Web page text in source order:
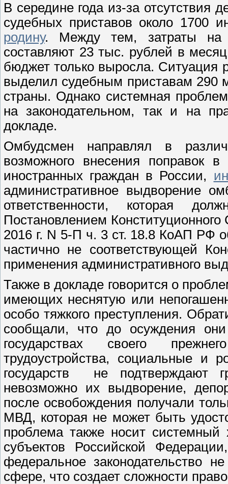
В середине года из-за отсутствия
судебных приставов около 1700
родину. Между тем, затраты на
составляют 23 тыс. рублей в
бюджет только выросла. Ситуация
выделил судебным приставам 290
страны. Однако системная
на законодательном, так и на
докладе.
Омбудсмен направлял в
возможного внесения поправок
иностранных граждан в России,
административное выдворение
ответственности, которая
Постановлением
2016 г. N 5-П ч. 3 ст. 18.8 КоАП РФ
частично не соответствующей
применения административного
Также в докладе говорится о
имеющих неснятую или
особо тяжкого преступления.
сообщали, что до осуждения
государствах своего
трудоустройства, социальные и
государств не подтверждают
невозможно их выдворение,
после освобождения получали
МВД, которая не может быть
проблема также носит системный
субъектов Российской
федеральное законодательство
сфере, что создает сложности